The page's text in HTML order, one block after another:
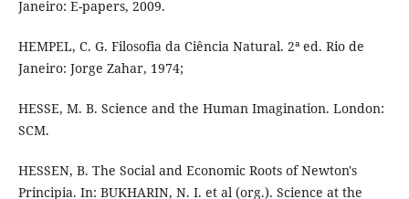
Janeiro: E-papers, 2009.
HEMPEL, C. G. Filosofia da Ciência Natural. 2ª ed. Rio de
Janeiro: Jorge Zahar, 1974;
HESSE, M. B. Science and the Human Imagination. London:
SCM.
HESSEN, B. The Social and Economic Roots of Newton's
Principia. In: BUKHARIN, N. I. et al (org.). Science at the